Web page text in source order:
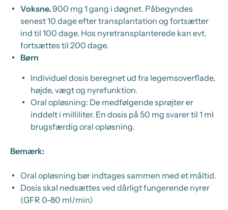
Voksne.900 mg 1 gang i døgnet. Påbegyndes
senest 10 dage efter transplantation og fortsætter
ind til 100 dage. Hos nyretransplanterede kan evt.
fortsættes til 200 dage.
Børn
Individuel dosis beregnet ud fra legemsoverflade,
højde, vægt og nyrefunktion.
Oral opløsning: De medfølgende sprøjter er
inddelt i milliliter. En dosis på 50 mg svarer til 1 ml
brugsfærdig oral opløsning.
Bemærk:
Oral opløsning bør indtages sammen med et måltid.
Dosis skal nedsættes ved dårligt fungerende nyrer
(GFR 0-80 ml/min)